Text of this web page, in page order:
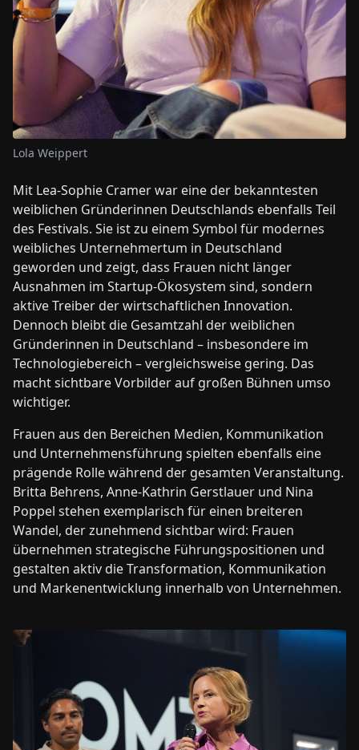
Lola Weippert
Mit Lea-Sophie Cramer war eine der bekanntesten
weiblichen Gründerinnen Deutschlands ebenfalls Teil
des Festivals. Sie ist zu einem Symbol für modernes
weibliches Unternehmertum in Deutschland
geworden und zeigt, dass Frauen nicht länger
Ausnahmen im Startup-Ökosystem sind, sondern
aktive Treiber der wirtschaftlichen Innovation.
Dennoch bleibt die Gesamtzahl der weiblichen
Gründerinnen in Deutschland – insbesondere im
Technologiebereich – vergleichsweise gering. Das
macht sichtbare Vorbilder auf großen Bühnen umso
wichtiger.
Frauen aus den Bereichen Medien, Kommunikation
und Unternehmensführung spielten ebenfalls eine
prägende Rolle während der gesamten Veranstaltung.
Britta Behrens, Anne-Kathrin Gerstlauer und Nina
Poppel stehen exemplarisch für einen breiteren
Wandel, der zunehmend sichtbar wird: Frauen
übernehmen strategische Führungspositionen und
gestalten aktiv die Transformation, Kommunikation
und Markenentwicklung innerhalb von Unternehmen.